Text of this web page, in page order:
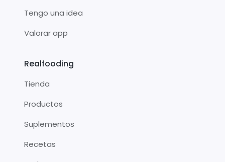
Tengo una idea
Valorar app
Realfooding
Tienda
Productos
Suplementos
Recetas